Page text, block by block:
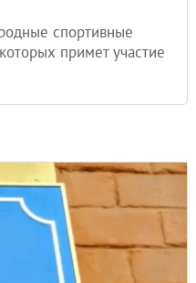
спортивные
примет участие